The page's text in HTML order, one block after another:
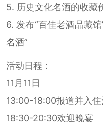
5. 历史文化名酒的收藏
6. 发布“百佳老酒品藏
名酒”
活动日程：
11月11日
13:00-18:00报道并入
18:30-20:30欢迎晚宴